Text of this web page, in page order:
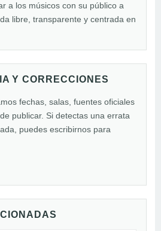
a los músicos con su público a
libre, transparente y centrada en
Y CORRECCIONES
fechas, salas, fuentes oficiales
publicar. Si detectas una errata
puedes escribirnos para